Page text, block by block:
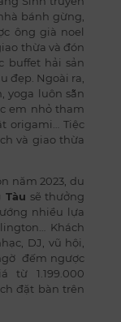
bánh gừng,
ông già noel
thừa và đón
buffet hải sản
đẹp. Ngoài ra,
yoga luôn sẵn
em nhỏ tham
origami… Tiệc
và giao thừa
năm 2023, du
Tàu sẽ thưởng
nhiều lựa
Khách
DJ, vũ hội,
đếm ngược
từ 1.199.000
đặt bàn trên